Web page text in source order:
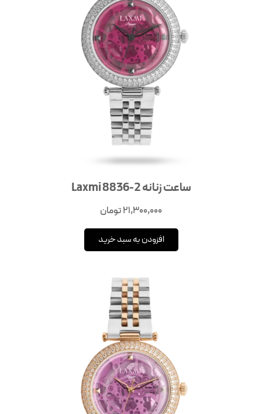
ساعت زنانه Laxmi 8836-2
21,300,000تومان
افزودن به سبد خرید